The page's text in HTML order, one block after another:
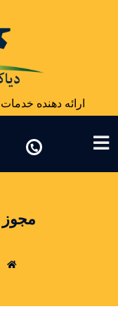
ارائه دهنده خدمات
مجوز